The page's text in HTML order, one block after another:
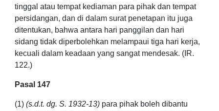
tinggal atau tempat kediaman para pihak dan tempat
persidangan, dan di dalam surat penetapan itu juga
ditentukan, bahwa antara hari panggilan dan hari
sidang tidak diperbolehkan melampaui tiga hari kerja,
kecuali dalam keadaan yang sangat mendesak. (IR.
122.)
Pasal 147
(1) (s.d.t. dg. S. 1932-13) para pihak boleh dibantu